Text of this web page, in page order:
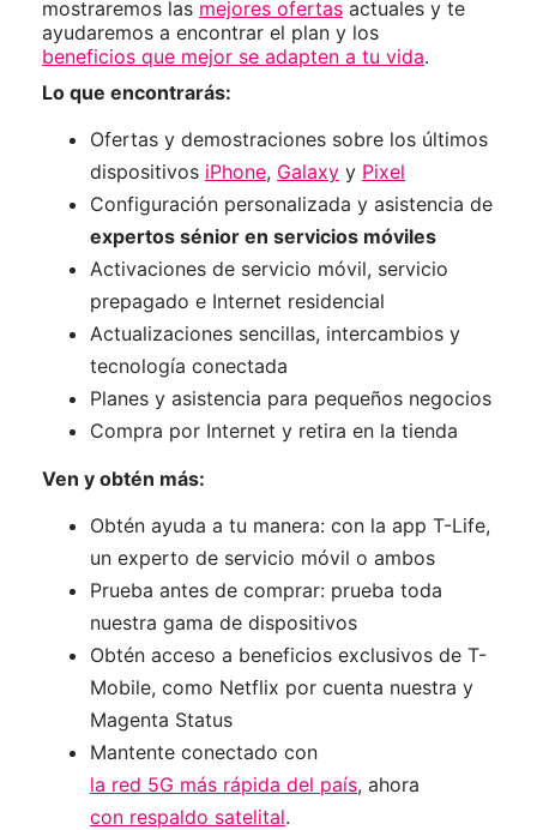
mostraremos las mejores ofertas actuales y te
ayudaremos a encontrar el plan y los
beneficios que mejor se adapten a tu vida.
Lo que encontrarás:
Ofertas y demostraciones sobre los últimos
dispositivos iPhone, Galaxy y Pixel
Configuración personalizada y asistencia de
expertos sénior en servicios móviles
Activaciones de servicio móvil, servicio
prepagado e Internet residencial
Actualizaciones sencillas, intercambios y
tecnología conectada
Planes y asistencia para pequeños negocios
Compra por Internet y retira en la tienda
Ven y obtén más:
Obtén ayuda a tu manera: con la app T-Life,
un experto de servicio móvil o ambos
Prueba antes de comprar: prueba toda
nuestra gama de dispositivos
Obtén acceso a beneficios exclusivos de T-
Mobile, como Netflix por cuenta nuestra y
Magenta Status
Mantente conectado con
la red 5G más rápida del país, ahora
con respaldo satelital.